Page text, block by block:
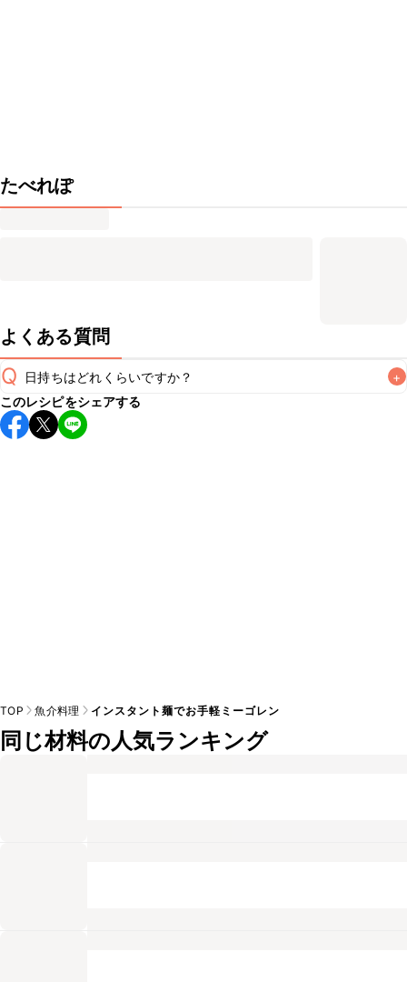
たべれぽ
よくある質問
Q 日持ちはどれくらいですか？ +
こちらのレシピは出来たてをお召し上がりいただくことをお
すすめします。
このレシピをシェアする
TOP 魚介料理 インスタント麺でお手軽ミーゴレン
同じ材料の人気ランキング